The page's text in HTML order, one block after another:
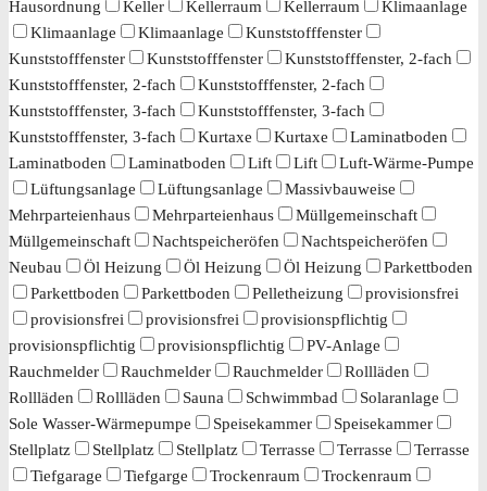
Hausordnung
Keller Kellerraum Kellerraum
Klimaanlage
Klimaanlage
Klimaanlage
Kunststofffenster
Kunststofffenster
Kunststofffenster
Kunststofffenster, 2-fach
Kunststofffenster, 2-fach
Kunststofffenster, 2-fach
Kunststofffenster, 3-fach
Kunststofffenster, 3-fach
Kunststofffenster, 3-fach
Kurtaxe Kurtaxe
Laminatboden
Laminatboden
Laminatboden Lift Lift
Luft-Wärme-Pumpe
Lüftungsanlage
Lüftungsanlage
Massivbauweise
Mehrparteienhaus
Mehrparteienhaus
Müllgemeinschaft
Müllgemeinschaft
Nachtspeicheröfen
Nachtspeicheröfen
Neubau
Öl Heizung Öl Heizung Öl Heizung
Parkettboden
Parkettboden
Parkettboden Pelletheizung
provisionsfrei
provisionsfrei
provisionsfrei
provisionspflichtig
provisionspflichtig
provisionspflichtig
PV-Anlage
Rauchmelder
Rauchmelder Rauchmelder
Rollläden
Rollläden
Rollläden Sauna Schwimmbad
Solaranlage
Sole Wasser-Wärmepumpe
Speisekammer
Speisekammer
Stellplatz
Stellplatz Stellplatz Terrasse Terrasse
Terrasse
Tiefgarage
Tiefgarge Trockenraum Trockenraum